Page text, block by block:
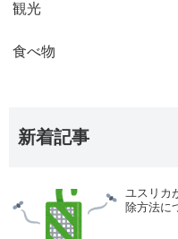
観光
食べ物
新着記事
ユスリカ
除方法に